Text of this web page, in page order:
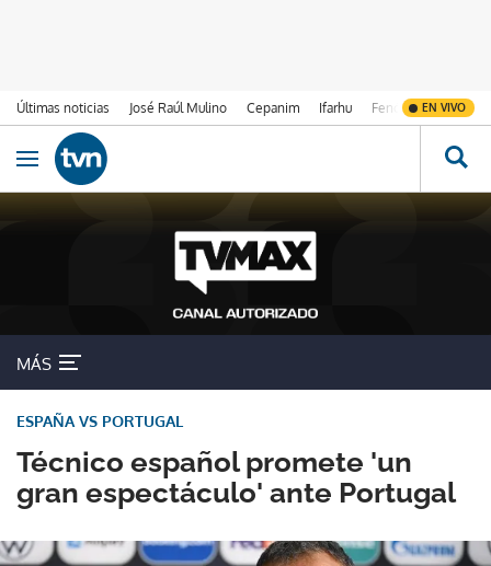
Últimas noticias José Raúl Mulino Cepanim Ifarhu Fenómeno de El
EN VIVO
Ir al contenido
Obrir navegació
MÁS
Técnico español promete 'un
gran espectáculo' ante Portugal
ESPAÑA VS PORTUGAL